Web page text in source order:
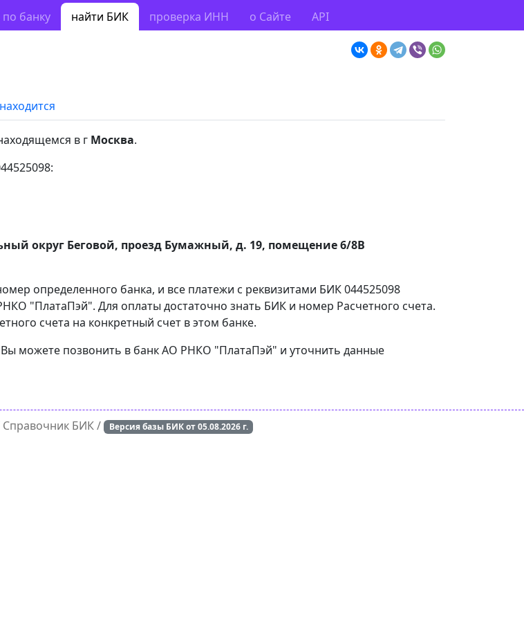
банку найти БИК проверка ИНН о Сайте API
в г Москва.
округ Беговой, проезд Бумажный, д. 19, помещение 6/8В
определенного банка, и все платежи с реквизитами БИК 044525098
"ПлатаПэй". Для оплаты достаточно знать БИК и номер Расчетного счета.
счета на конкретный счет в этом банке.
можете позвонить в банк АО РНКО "ПлатаПэй" и уточнить данные
Справочник БИК / Версия базы БИК от05.08.2026г.